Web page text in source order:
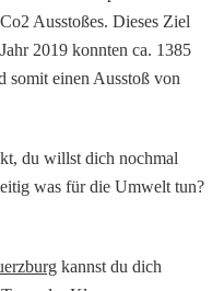
Ausstoßes. Dieses Ziel
2019 konnten ca. 1385
somit einen Ausstoß von
du willst dich nochmal
was für die Umwelt tun?
kannst du dich